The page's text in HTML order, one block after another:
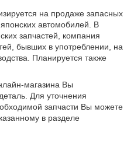
на продаже запасных
автомобилей. В
запчастей, компания
бывших в употреблении, на
Планируется также
магазина Вы
Для уточнения
запчасти Вы можете
в разделе